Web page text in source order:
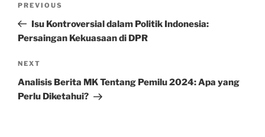
Previous
Post
PREVIOUS
Isu Kontroversial dalam Politik Indonesia:
Persaingan Kekuasaan di DPR
Next
Post
NEXT
Analisis Berita MK Tentang Pemilu 2024: Apa yang
Perlu Diketahui?